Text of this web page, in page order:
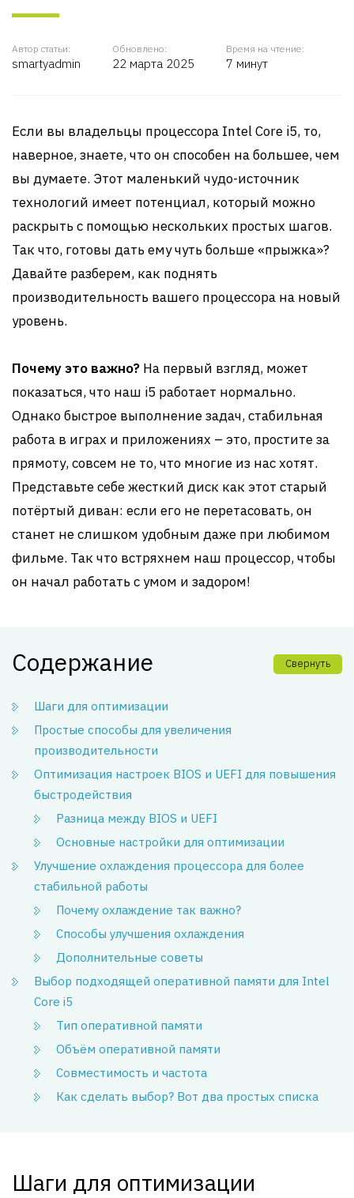
Автор статьи:
smartyadmin
Обновлено:
22 марта 2025
Время на чтение:
7 минут
Если вы владельцы процессора Intel Core i5, то,
наверное, знаете, что он способен на большее, чем
вы думаете. Этот маленький чудо-источник
технологий имеет потенциал, который можно
раскрыть с помощью нескольких простых шагов.
Так что, готовы дать ему чуть больше «прыжка»?
Давайте разберем, как поднять
производительность вашего процессора на новый
уровень.
Почему это важно? На первый взгляд, может
показаться, что наш i5 работает нормально.
Однако быстрое выполнение задач, стабильная
работа в играх и приложениях – это, простите за
прямоту, совсем не то, что многие из нас хотят.
Представьте себе жесткий диск как этот старый
потёртый диван: если его не перетасовать, он
станет не слишком удобным даже при любимом
фильме. Так что встряхнем наш процессор, чтобы
он начал работать с умом и задором!
Содержание Свернуть
Шаги для оптимизации
Простые способы для увеличения
производительности
Оптимизация настроек BIOS и UEFI для повышения
быстродействия
Разница между BIOS и UEFI
Основные настройки для оптимизации
Улучшение охлаждения процессора для более
стабильной работы
Почему охлаждение так важно?
Способы улучшения охлаждения
Дополнительные советы
Выбор подходящей оперативной памяти для Intel
Core i5
Тип оперативной памяти
Объём оперативной памяти
Совместимость и частота
Как сделать выбор? Вот два простых списка
Шаги для оптимизации